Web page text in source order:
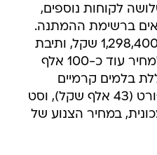
לקוחות נוספים,
ברשימת ההמתנה.
המחיר הנקוב של R8 הוא 1,298,400 שקל, ותיבת
הילוכים אוטומטית תוסיף למחיר עוד כ-100 אלף
בלמים קרמיים
(118,000 שקל), מושבי ספורט (43 אלף שקל), וסט
במחיר הצנוע של